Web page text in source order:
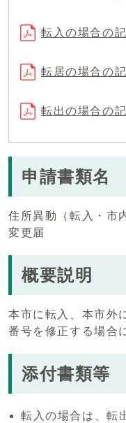
転入の場合の
転居の場合の
転出の場合の
申請書類名
住所異動（転入・市
変更届
概要説明
本市に転入、本市外
番号を修正する場合
添付書類等
転入の場合は、転